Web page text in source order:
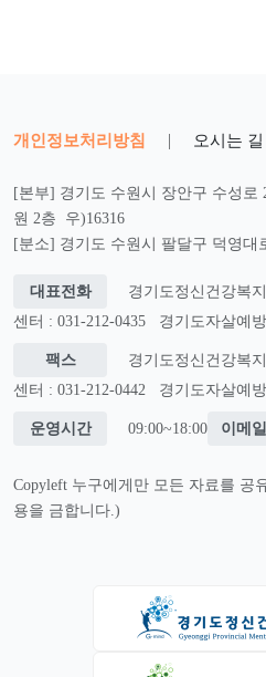
개인정보처리방침 | 오시는 길
[본부] 경기도 수원시 장안구 수성로
원 2층 우)16316
[분소] 경기도 수원시 팔달구 덕영대
대표전화
경기도정신건강복
센터 : 031-212-0435
경기도자살예
팩스
경기도정신건강복
센터 : 031-212-0442
경기도자살예
운영시간 09:00~18:00 이메
Copyleft 누구에게만 모든 자료를 공
용을 금합니다.)